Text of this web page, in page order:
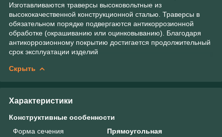
Изготавливаются траверсы высоковольтные из
высококачественной конструкционной сталью. Траверсы в
обязательном порядке подвергаются антикоррозионной
обработке (окрашиванию или оцинковыванию). Благодаря
антикоррозионному покрытию достигается продолжительный
срок эксплуатации изделий
Скрыть
Характеристики
Конструктивные особенности
Форма сечения
Прямоугольная